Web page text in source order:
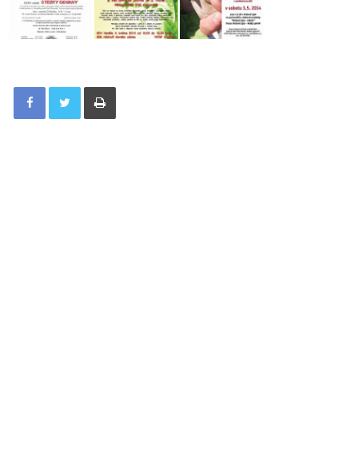
Tisknout